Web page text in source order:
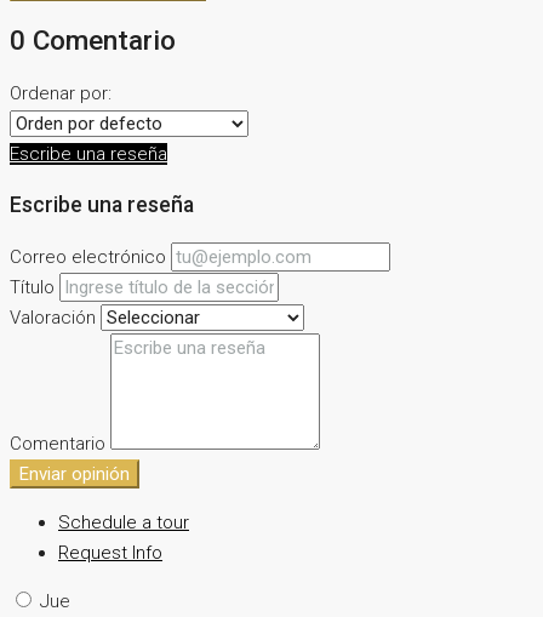
0 Comentario
Ordenar por:
Escribe una reseña
Escribe una reseña
Correo electrónico
Título
Valoración
Comentario
Enviar opinión
Schedule a tour
Request Info
Jue